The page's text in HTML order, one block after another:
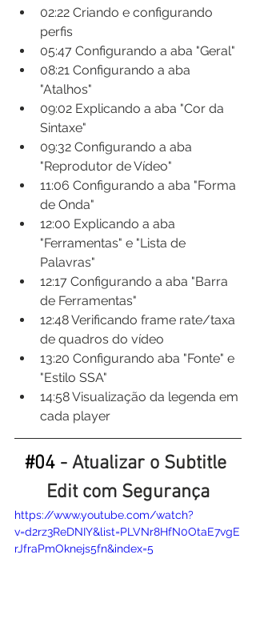
02:22​ Criando e configurando
perfis
05:47​ Configurando a aba "Geral"
08:21​ Configurando a aba
"Atalhos"
09:02​ Explicando a aba "Cor da
Sintaxe"
09:32​ Configurando a aba
"Reprodutor de Vídeo"
11:06​ Configurando a aba "Forma
de Onda"
12:00​ Explicando a aba
"Ferramentas" e "Lista de
Palavras"
12:17​ Configurando a aba "Barra
de Ferramentas"
12:48​ Verificando frame rate/taxa
de quadros do vídeo
13:20​ Configurando aba "Fonte" e
"Estilo SSA"
14:58​ Visualização da legenda em
cada player
#04 - Atualizar o Subtitle
Edit com Segurança
https://www.youtube.com/watch?
v=d2rz3ReDNIY&list=PLVNr8HfN0OtaE7vgE
rJfraPmOknejs5fn&index=5